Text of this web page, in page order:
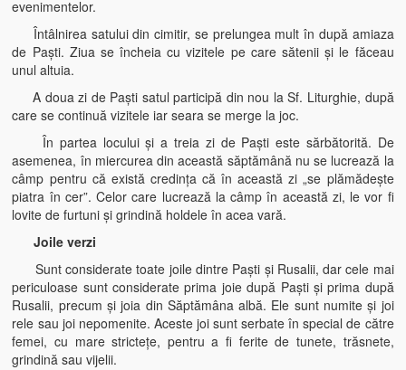
evenimentelor.
Întâlnirea satului din cimitir, se prelungea mult în după amiaza
de Paşti. Ziua se încheia cu vizitele pe care sătenii şi le făceau
unul altuia.
A doua zi de Paşti satul participă din nou la Sf. Liturghie, după
care se continuă vizitele iar seara se merge la joc.
În partea locului şi a treia zi de Paşti este sărbătorită. De
asemenea, în miercurea din această săptămână nu se lucrează la
câmp pentru că există credinţa că în această zi „se plămădeşte
piatra în cer”. Celor care lucrează la câmp în această zi, le vor fi
lovite de furtuni şi grindină holdele în acea vară.
Joile verzi
Sunt considerate toate joile dintre Paşti şi Rusalii, dar cele mai
periculoase sunt considerate prima joie după Paşti şi prima după
Rusalii, precum şi joia din Săptămâna albă. Ele sunt numite şi joi
rele sau joi nepomenite. Aceste joi sunt serbate în special de către
femei, cu mare stricteţe, pentru a fi ferite de tunete, trăsnete,
grindină sau vijelii.